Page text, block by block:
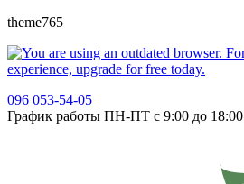
theme765
096 053-54-05
График работы ПН-ПТ с 9:00 до 18:00